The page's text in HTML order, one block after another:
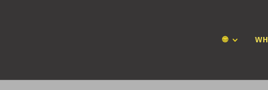
🌐